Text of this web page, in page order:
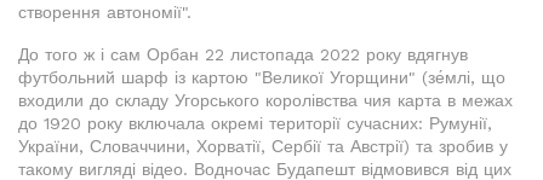
створення автономії".
До того ж і сам Орбан 22 листопада 2022 року вдягнув
футбольний шарф із картою "Великої Угорщини" (зе́млі, що
входили до складу Угорського королівства чия карта в межах
до 1920 року включала окремі території сучасних: Румунії,
України, Словаччини, Хорватії, Сербії та Австрії) та зробив у
такому вигляді відео. Водночас Будапешт відмовився від цих